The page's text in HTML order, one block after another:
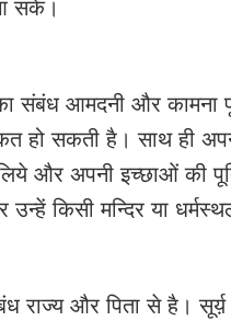
सके।
संबंध आमदनी और कामना
सकती है। साथ ही
और अपनी इच्छाओं की
किसी मन्दिर या
राज्य और पिता से है।